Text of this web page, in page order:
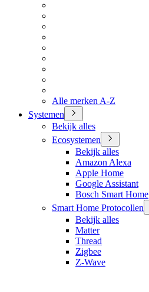
Alle merken A-Z
Systemen
Bekijk alles
Ecosystemen
Bekijk alles
Amazon Alexa
Apple Home
Google Assistant
Bosch Smart Home
Smart Home Protocollen
Bekijk alles
Matter
Thread
Zigbee
Z-Wave